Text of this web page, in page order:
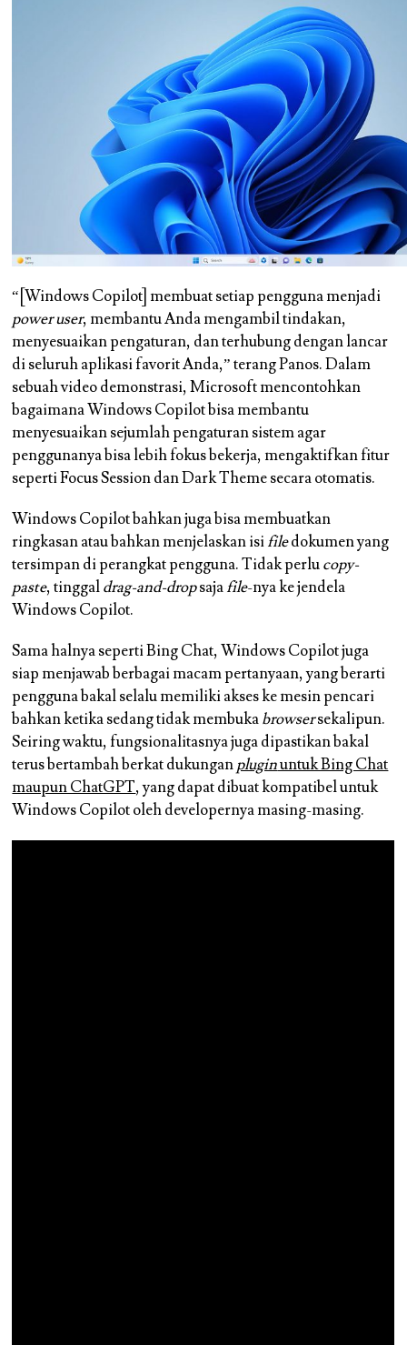
“[Windows Copilot] membuat setiap pengguna menjadi
power user, membantu Anda mengambil tindakan,
menyesuaikan pengaturan, dan terhubung dengan lancar
di seluruh aplikasi favorit Anda,” terang Panos. Dalam
sebuah video demonstrasi, Microsoft mencontohkan
bagaimana Windows Copilot bisa membantu
menyesuaikan sejumlah pengaturan sistem agar
penggunanya bisa lebih fokus bekerja, mengaktifkan fitur
seperti Focus Session dan Dark Theme secara otomatis.
Windows Copilot bahkan juga bisa membuatkan
ringkasan atau bahkan menjelaskan isifiledokumen yang
tersimpan di perangkat pengguna. Tidak perlucopy-
paste, tinggaldrag-and-dropsajafile-nya ke jendela
Windows Copilot.
Sama halnya seperti Bing Chat, Windows Copilot juga
siap menjawab berbagai macam pertanyaan, yang berarti
pengguna bakal selalu memiliki akses ke mesin pencari
bahkan ketika sedang tidak membukabrowsersekalipun.
Seiring waktu, fungsionalitasnya juga dipastikan bakal
terus bertambah berkat dukunganpluginuntuk Bing Chat
maupun ChatGPT, yang dapat dibuat kompatibel untuk
Windows Copilot oleh developernya masing-masing.